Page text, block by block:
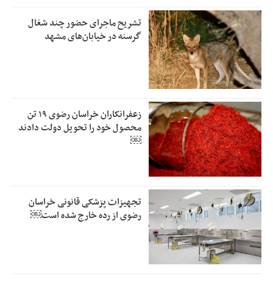
تشریح ماجرای حضور چند شغال
گرسنه در خیابان‌های مشهد
زعفرانکاران خراسان رضوی ۱۹ تن
محصول خود را تحویل دولت دادند
￼
تجهیزات پزشکی قانونی خراسان
رضوی از رده خارج شده است￼